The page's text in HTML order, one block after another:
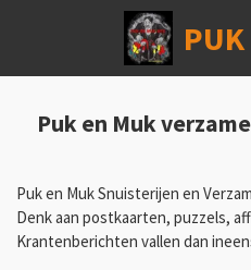
hoofdinhoud
Puk en Muk
Puk en Muk Snuisterijen en
Denk aan postkaarten, puzzels,
Krantenberichten vallen dan